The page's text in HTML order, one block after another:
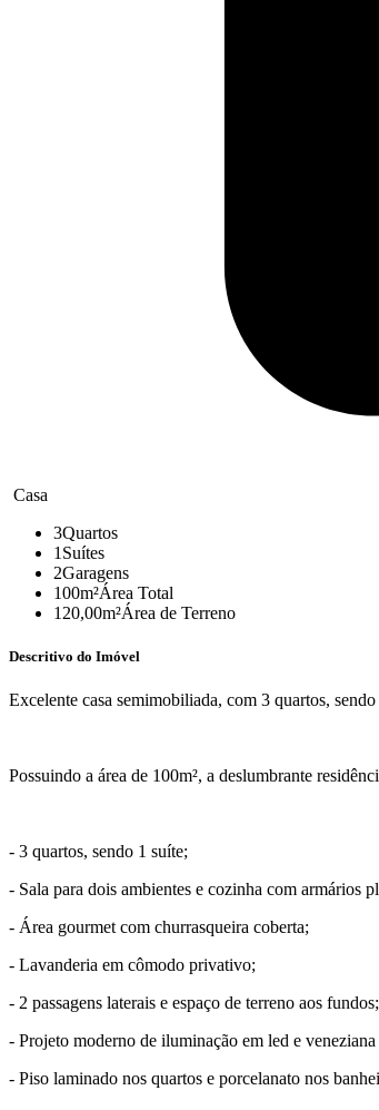
Casa
3Quartos
1 Suítes
2Garagens
100m²Área Total
120,00m²Área de Terreno
Descritivo do Imóvel
Excelente casa semimobiliada, com 3 quartos,
Possuindo a área de 100m², a deslumbrante
- 3 quartos, sendo 1 suíte;
- Sala para dois ambientes e cozinha com armários
- Área gourmet com churrasqueira coberta;
- Lavanderia em cômodo privativo;
- 2 passagens laterais e espaço de terreno aos fundos;
- Projeto moderno de iluminação em led e veneziana
- Piso laminado nos quartos e porcelanato nos